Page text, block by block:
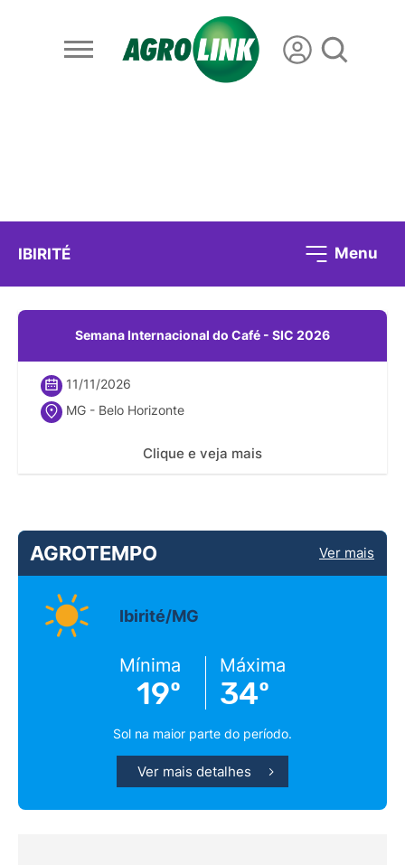
IBIRITÉ Menu
Semana Internacional do Café - SIC 2026
11/11/2026
MG - Belo Horizonte
Clique e veja mais
AGROTEMPO Ver mais
Ibirité/MG
Mínima
19º
Máxima
34º
Sol na maior parte do período.
Ver mais detalhes